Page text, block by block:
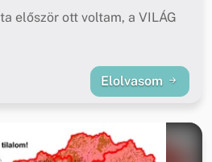
először ott voltam, a VILÁG
Elolvasom